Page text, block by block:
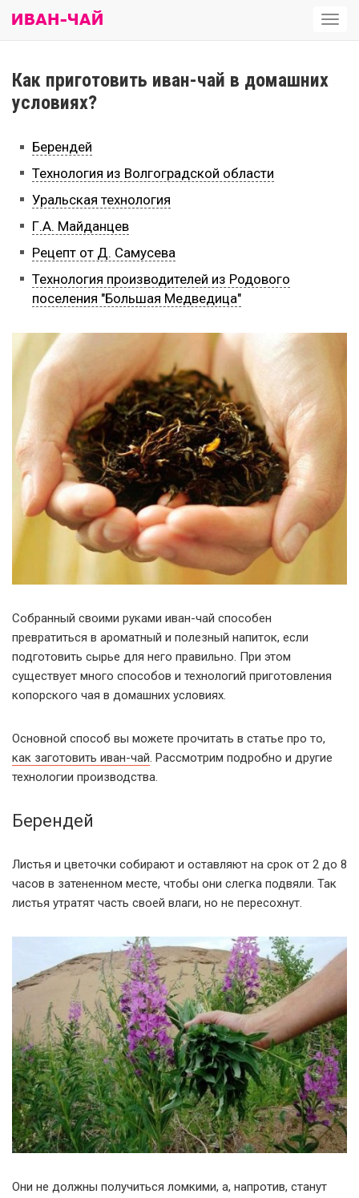
Как приготовить иван-чай в домашних
условиях?
Берендей
Технология из Волгоградской области
Уральская технология
Г.А. Майданцев
Рецепт от Д. Самусева
Технология производителей из Родового
поселения "Большая Медведица"
Собранный своими руками иван-чай способен
превратиться в ароматный и полезный напиток, если
подготовить сырье для него правильно. При этом
существует много способов и технологий приготовления
копорского чая в домашних условиях.
Основной способ вы можете прочитать в статье про то,
как заготовить иван-чай . Рассмотрим подробно и другие
технологии производства.
Берендей
Листья и цветочки собирают и оставляют на срок от 2 до 8
часов в затененном месте, чтобы они слегка подвяли. Так
листья утратят часть своей влаги, но не пересохнут.
Они не должны получиться ломкими, а, напротив, станут